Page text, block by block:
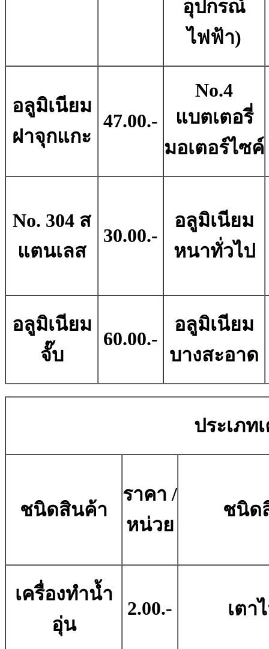
อุปกรณ์
ไฟฟ้า)
อลูมิเนียม
ฝาจุกแกะ
47.00.-
No.4
แบตเตอรี่
มอเตอร์ไซค์
No. 304 ส
แตนเลส
30.00.-
อลูมิเนียม
หนาทั่วไป
อลูมิเนียม
จั๊บ
60.00.-
อลูมิเนียม
บางสะอาด
ประเภท
ชนิดสินค้า
ราคา /
หน่วย
ชนิด
เครื่องทำน้ำ
อุ่น
2.00.- เตา